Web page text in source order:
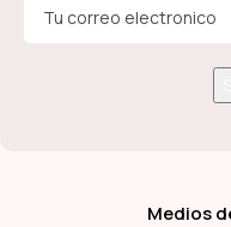
Medios